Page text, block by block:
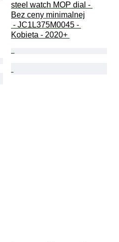
steel watch MOP dial -
Bez ceny minimalnej
Kobieta - 2020+